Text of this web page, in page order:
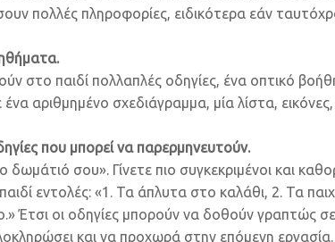
πολλές πληροφορίες, ειδικότερα εάν
στο παιδί πολλαπλές οδηγίες, ένα οπτικό
ένα αριθμημένο σχεδιάγραμμα, μία λίστα,
που μπορεί να παρερμηνευτούν.
δωμάτιό σου». Γίνετε πιο συγκεκριμένοι και
εντολές: «1. Τα άπλυτα στο καλάθι, 2. Τα
Έτσι οι οδηγίες μπορούν να δοθούν γραπτώς
και να προχωρά στην επόμενη εργασία.